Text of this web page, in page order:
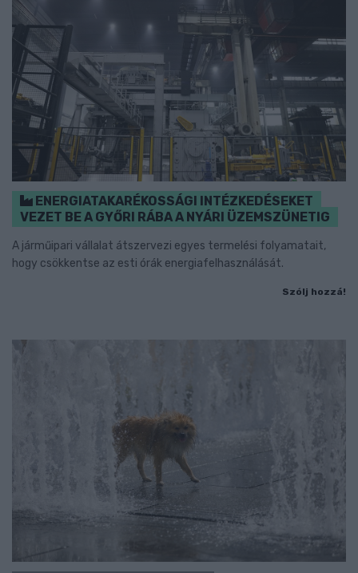
ENERGIATAKARÉKOSSÁGI INTÉZKEDÉSEKET
VEZET BE A GYŐRI RÁBA A NYÁRI ÜZEMSZÜNETIG
A járműipari vállalat átszervezi egyes termelési folyamatait,
hogy csökkentse az esti órák energiafelhasználását.
Szólj hozzá!